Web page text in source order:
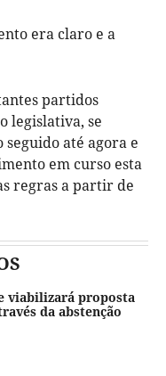
era claro e a
partidos
legislativa, se
até agora e
em curso esta
regras a partir de
viabilizará proposta
da abstenção